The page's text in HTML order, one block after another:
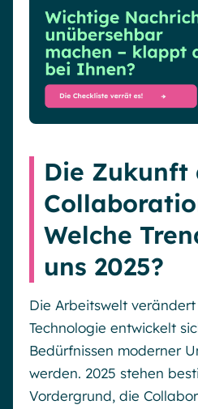
Die Zukunft
Welche
uns 2025?
Die Arbeitswelt
Technologie entwickelt
Bedürfnissen moderner
werden. 2025 stehen
Vordergrund, die